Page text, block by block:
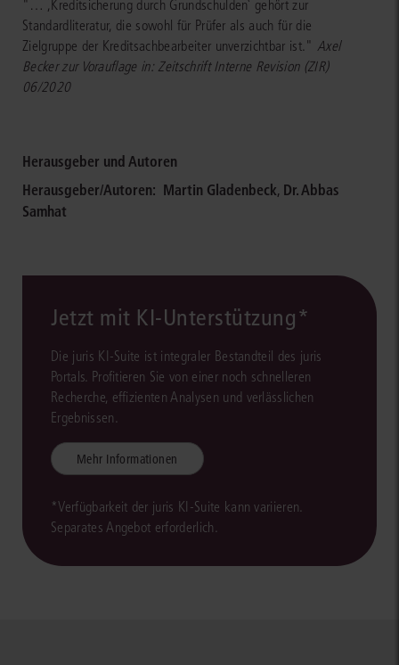
"… ,Kreditsicherung durch Grundschulden` gehört zur
Standardliteratur, die sowohl für Prüfer als auch für die
Zielgruppe der Kreditsachbearbeiter unverzichtbar ist." Axel
Becker zur Vorauflage in: Zeitschrift Interne Revision (ZIR)
06/2020
Herausgeber und Autoren
Herausgeber/Autoren: Martin Gladenbeck, Dr. Abbas
Samhat
Jetzt mit KI-Unterstützung*
Die juris KI-Suite ist integraler Bestandteil des juris
Portals. Profitieren Sie von einer noch schnelleren
Recherche, effizienten Analysen und verlässlichen
Ergebnissen.
Mehr Informationen
*Verfügbarkeit der juris KI-Suite kann variieren.
Separates Angebot erforderlich.